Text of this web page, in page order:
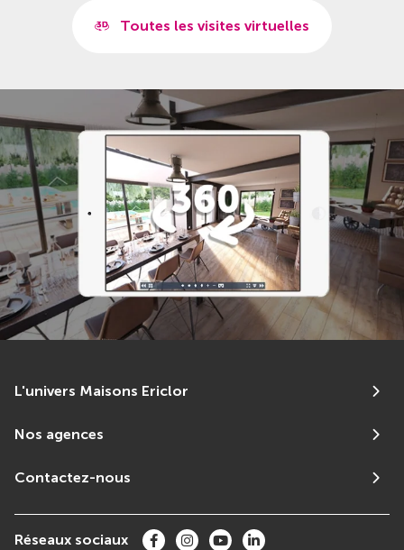
Toutes les visites virtuelles
L'univers Maisons Ericlor
Nos agences
Contactez-nous
Réseaux sociaux